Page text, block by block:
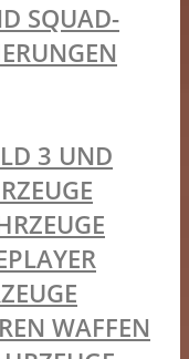
SQUAD-
3 UND
WAFFEN